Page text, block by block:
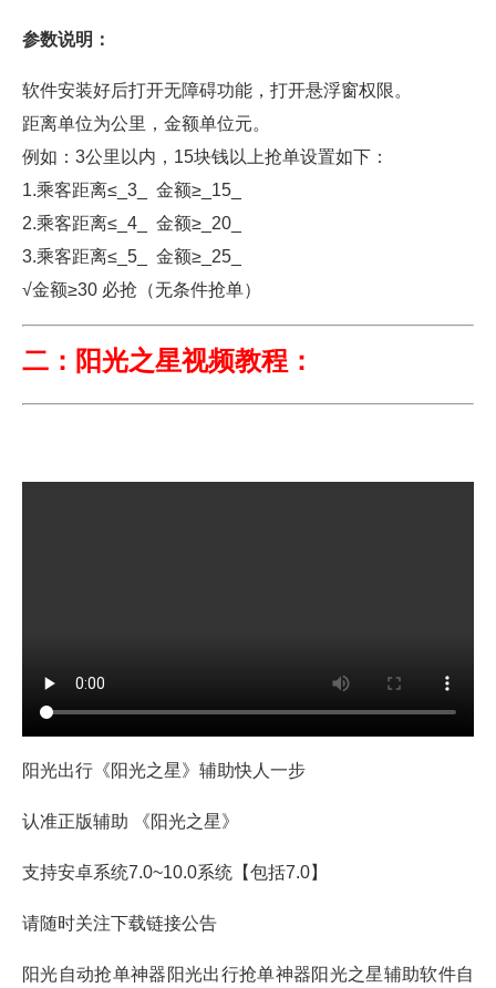
参数说明：
软件安装好后打开无障碍功能，打开悬浮窗权限。
距离单位为公里，金额单位元。
例如：3公里以内，15块钱以上抢单设置如下：
1.乘客距离≤_3_ 金额≥_15_
2.乘客距离≤_4_ 金额≥_20_
3.乘客距离≤_5_ 金额≥_25_
√金额≥30 必抢（无条件抢单）
二：阳光之星视频教程：
阳光出行《阳光之星》辅助快人一步
认准正版辅助 《阳光之星》
支持安卓系统7.0~10.0系统【包括7.0】
请随时关注下载链接公告
阳光自动抢单神器阳光出行抢单神器阳光之星辅助软件自